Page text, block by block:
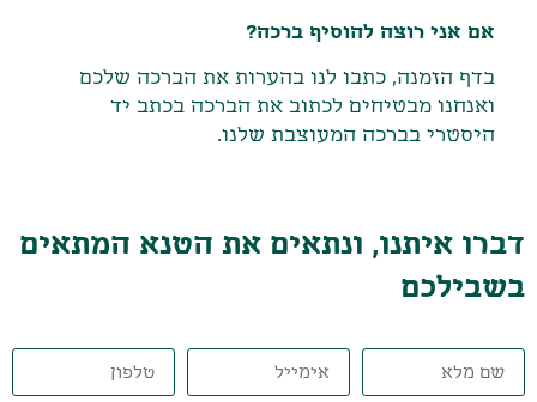
אם אני רוצה להוסיף ברכה?
בדף הזמנה, כתבו לנו בהערות את הברכה שלכם
ואנחנו מבטיחים לכתוב את הברכה בכתב יד
היסטרי בברכה המעוצבת שלנו.
דברו איתנו, ונתאים את הטנא המתאים
בשבילכם